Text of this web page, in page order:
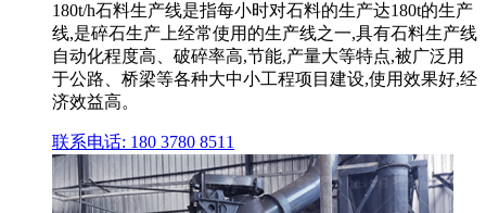
180t/h石料生产线是指每小时对石料的生产达180t的生产
线,是碎石生产上经常使用的生产线之一,具有石料生产线
自动化程度高、破碎率高,节能,产量大等特点,被广泛用
于公路、桥梁等各种大中小工程项目建设,使用效果好,经
济效益高。
联系电话: 180 3780 8511